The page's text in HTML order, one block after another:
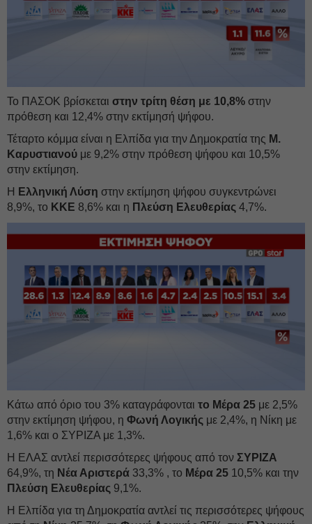
Το ΠΑΣΟΚ βρίσκεται στην τρίτη θέση με 10,8% στην
πρόθεση και 12,4% στην εκτίμησή ψήφου.
Τέταρτο κόμμα είναι η Ελπίδα για την Δημοκρατία της Μ.
Καρυστιανού με 9,2% στην πρόθεση ψήφου και 10,5%
στην εκτίμηση.
Η Ελληνική Λύση στην εκτίμηση ψήφου συγκεντρώνει
8,9%, το ΚΚΕ 8,6% και η Πλεύση Ελευθερίας 4,7%.
Κάτω από όριο του 3% καταγράφονται το Μέρα 25 με 2,5%
στην εκτίμηση ψήφου, η Φωνή Λογικής με 2,4%, η Νίκη με
1,6% και ο ΣΥΡΙΖΑ με 1,3%.
Η ΕΛΑΣ αντλεί περισσότερες ψήφους από τον ΣΥΡΙΖΑ
64,9%, τη Νέα Αριστερά 33,3% , το Μέρα 25 10,5% και την
Πλεύση Ελευθερίας 9,1%.
Η Ελπίδα για τη Δημοκρατία αντλεί τις περισσότερες ψήφους